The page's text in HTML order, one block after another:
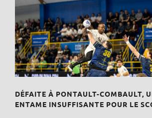
DÉFAITE À PONTAULT-COMBAULT,
ENTAME INSUFFISANTE POUR LE